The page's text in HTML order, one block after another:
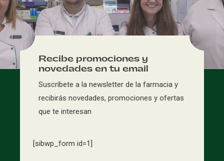
Recibe promociones y
novedades en tu email
Suscríbete a la newsletter de la farmacia y
recibirás novedades, promociones y ofertas
que te interesan
[sibwp_form id=1]